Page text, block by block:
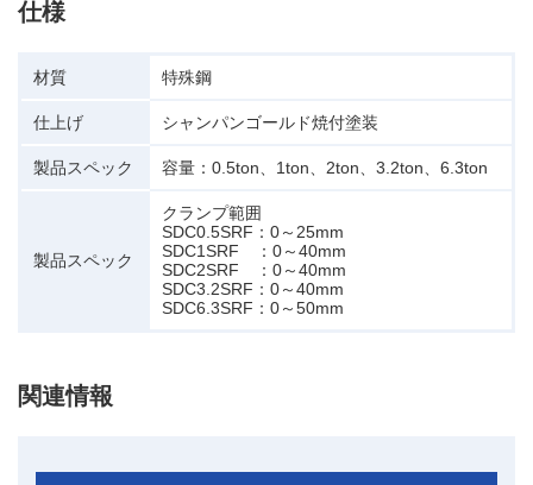
仕様
材質 特殊鋼
仕上げ シャンパンゴールド焼付塗装
製品スペック 容量：0.5ton、1ton、2ton、3.2ton、6.3ton
製品スペック
クランプ範囲
SDC0.5SRF：0～25mm
SDC1SRF ：0～40mm
SDC2SRF ：0～40mm
SDC3.2SRF：0～40mm
SDC6.3SRF：0～50mm
関連情報